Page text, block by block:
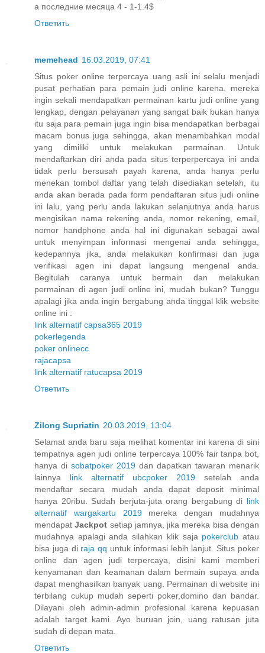
а последние месяца 4 - 1-1.4$
Ответить
memehead 16.03.2019, 07:41
Situs poker online terpercaya uang asli ini selalu menjadi
pusat perhatian para pemain judi online karena, mereka
ingin sekali mendapatkan permainan kartu judi online yang
lengkap, dengan pelayanan yang sangat baik bukan hanya
itu saja para pemain juga ingin bisa mendapatkan berbagai
macam bonus juga sehingga, akan menambahkan modal
yang dimiliki untuk melakukan permainan. Untuk
mendaftarkan diri anda pada situs terperpercaya ini anda
tidak perlu bersusah payah karena, anda hanya perlu
menekan tombol daftar yang telah disediakan setelah, itu
anda akan berada pada form pendaftaran situs judi online
ini lalu, yang perlu anda lakukan selanjutnya anda harus
mengisikan nama rekening anda, nomor rekening, email,
nomor handphone anda hal ini digunakan sebagai awal
untuk menyimpan informasi mengenai anda sehingga,
kedepannya jika, anda melakukan konfirmasi dan juga
verifikasi agen ini dapat langsung mengenal anda.
Begitulah caranya untuk bermain dan melakukan
permainan di agen judi online ini, mudah bukan? Tunggu
apalagi jika anda ingin bergabung anda tinggal klik website
online ini :
link alternatif capsa365 2019
pokerlegenda
poker onlinecc
rajacapsa
link alternatif ratucapsa 2019
Ответить
Zilong Supriatin 20.03.2019, 13:04
Selamat anda baru saja melihat komentar ini karena di sini
tempatnya agen judi online terpercaya 100% fair tanpa bot,
hanya di sobatpoker 2019 dan dapatkan tawaran menarik
lainnya link alternatif ubcpoker 2019 setelah anda
mendaftar secara mudah anda dapat deposit minimal
hanya 20ribu. Sudah berjuta-juta orang bergabung di link
alternatif wargakartu 2019mereka dengan mudahnya
mendapatJackpot setiap jamnya, jika mereka bisa dengan
mudahnya apalagi anda silahkan klik saja pokerclub atau
bisa juga di raja qq untuk informasi lebih lanjut. Situs poker
online dan agen judi terpercaya, disini kami memberi
kenyamanan dan keamanan dalam bermain supaya anda
dapat menghasilkan banyak uang. Permainan di website ini
terbilang cukup mudah seperti poker,domino dan bandar.
Dilayani oleh admin-admin profesional karena kepuasan
adalah target kami. Ayo buruan join, uang ratusan juta
sudah di depan mata.
Ответить